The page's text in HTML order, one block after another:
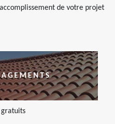
de votre projet
gratuits